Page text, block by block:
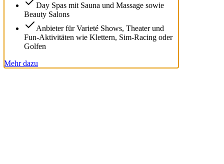
Day Spas mit Sauna und Massage sowie
Beauty Salons
Anbieter für Varieté Shows, Theater und
Fun-Aktivitäten wie Klettern, Sim-Racing oder
Golfen
Mehr dazu